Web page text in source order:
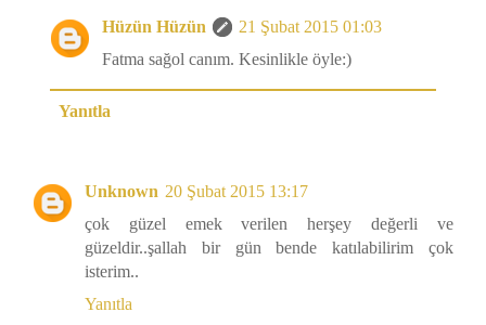
Hüzün Hüzün
21 Şubat 2015 01:03
Fatma sağol canım. Kesinlikle öyle:)
Yanıtla
Unknown 20 Şubat 2015 13:17
çok güzel emek verilen herşey değerli ve
güzeldir..şallah bir gün bende katılabilirim çok
isterim..
Yanıtla